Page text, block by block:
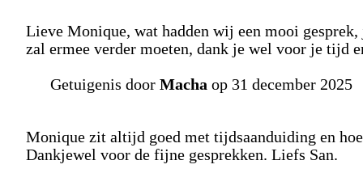
Lieve Monique, wat hadden wij een mooi
zal ermee verder moeten, dank je wel voor je tijd
Getuigenis door Macha op 31 december 2025
Monique zit altijd goed met tijdsaanduiding en
Dankjewel voor de fijne gesprekken. Liefs San.